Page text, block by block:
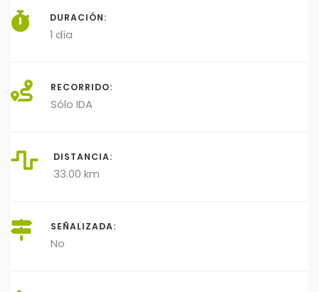
DURACIÓN:
1 día
RECORRIDO:
Sólo IDA
DISTANCIA:
33.00 km
SEÑALIZADA:
No